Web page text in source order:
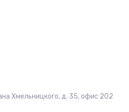
Хмельницкого, д. 35, офис 202